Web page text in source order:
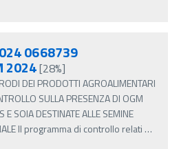
0668739
2024[28%]
DEI PRODOTTI AGROALIMENTARI
SULLA PRESENZA DI OGM
E SOIA DESTINATE ALLE SEMINE
Il programma di controllo relati …